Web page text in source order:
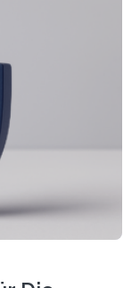
werden sich
15
mit
mit Robotern,
mit…